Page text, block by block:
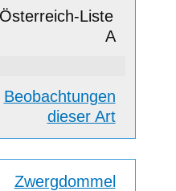
A
Beobachtungen
dieser Art
Zwergdommel